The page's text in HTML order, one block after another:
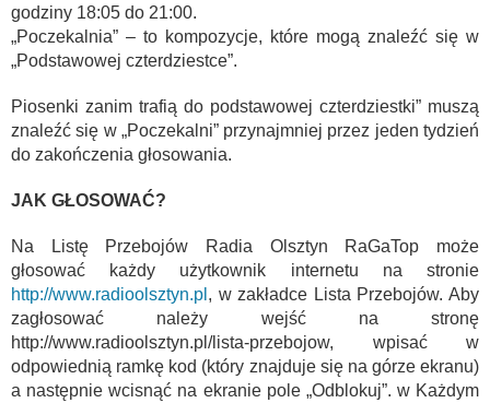
godziny 18:05 do 21:00.
„Poczekalnia” – to kompozycje, które mogą znaleźć się w
„Podstawowej czterdziestce”.
Piosenki zanim trafią do podstawowej czterdziestki” muszą
znaleźć się w „Poczekalni” przynajmniej przez jeden tydzień
do zakończenia głosowania.
JAK GŁOSOWAĆ?
Na Listę Przebojów Radia Olsztyn RaGaTop może
głosować każdy użytkownik internetu na stronie
http://www.radioolsztyn.pl , w zakładce Lista Przebojów. Aby
zagłosować należy wejść na stronę
http://www.radioolsztyn.pl/lista-przebojow, wpisać w
odpowiednią ramkę kod (który znajduje się na górze ekranu)
a następnie wcisnąć na ekranie pole „Odblokuj”. w Każdym